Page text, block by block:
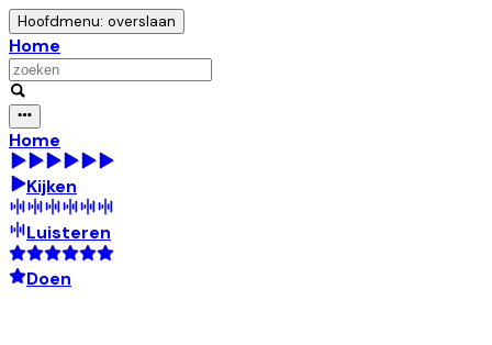
Hoofdmenu: overslaan
Home
Home
Kijken
Luisteren
Doen